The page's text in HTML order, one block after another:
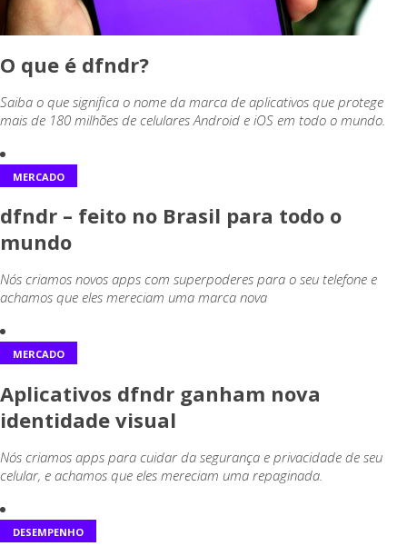
O que é dfndr?
Saiba o que significa o nome da marca de aplicativos que protege
mais de 180 milhões de celulares Android e iOS em todo o mundo.
MERCADO
dfndr – feito no Brasil para todo o
mundo
Nós criamos novos apps com superpoderes para o seu telefone e
achamos que eles mereciam uma marca nova
MERCADO
Aplicativos dfndr ganham nova
identidade visual
Nós criamos apps para cuidar da segurança e privacidade de seu
celular, e achamos que eles mereciam uma repaginada.
DESEMPENHO